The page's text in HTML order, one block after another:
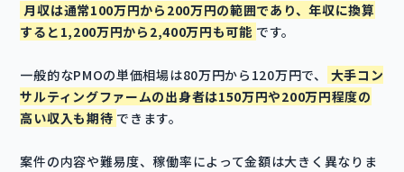
月収は通常100万円から200万円の範囲であり、年収に換算
すると1,200万円から2,400万円も可能 です。
一般的なPMOの単価相場は80万円から120万円で、
大手コン
サルティングファームの出身者は150万円や200万円程度の
高い収入も期待 できます。
案件の内容や難易度、稼働率によって金額は大きく異なりま